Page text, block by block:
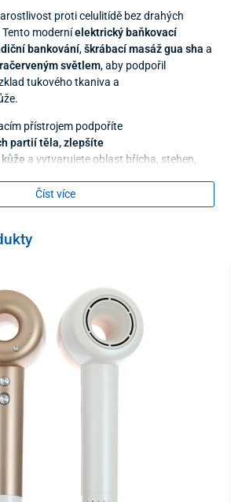
proti celulitídě bez drahých
moderníelektrický baňkovací
bankování,škrábací masáž gua sha a
světlem, aby podpořil
tukového tkaniva a
přístrojem podpoříte
partií těla, zlepšíte
a vytvarujete oblast břicha, stehen,
zkrášlíte svoje tělo, ale
– odbourá napětí z těla a přinese pocit
Číst více